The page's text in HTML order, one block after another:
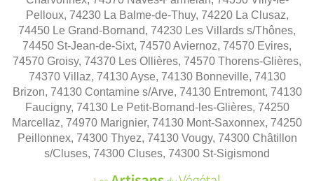
Pelloux, 74230 La Balme-de-Thuy, 74220 La Clusaz,
74450 Le Grand-Bornand, 74230 Les Villards s/Thônes,
74450 St-Jean-de-Sixt, 74570 Aviernoz, 74570 Evires,
74570 Groisy, 74370 Les Ollières, 74570 Thorens-Glières,
74370 Villaz, 74130 Ayse, 74130 Bonneville, 74130
Brizon, 74130 Contamine s/Arve, 74130 Entremont, 74130
Faucigny, 74130 Le Petit-Bornand-les-Glières, 74250
Marcellaz, 74970 Marignier, 74130 Mont-Saxonnex, 74250
Peillonnex, 74300 Thyez, 74130 Vougy, 74300 Châtillon
s/Cluses, 74300 Cluses, 74300 St-Sigismond